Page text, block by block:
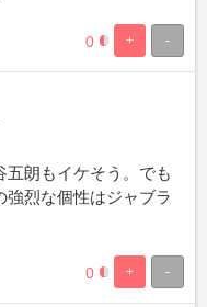
-
+
0
朗もイケそう。でも
烈な個性はジャブラ
-
+
0